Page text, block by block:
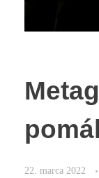
22. marca 2022